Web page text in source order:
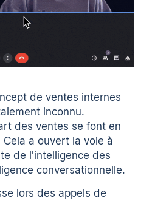
de ventes internes
inconnu.
des ventes se font en
a ouvert la voie à
de l'intelligence des
conversationnelle.
lors des appels de